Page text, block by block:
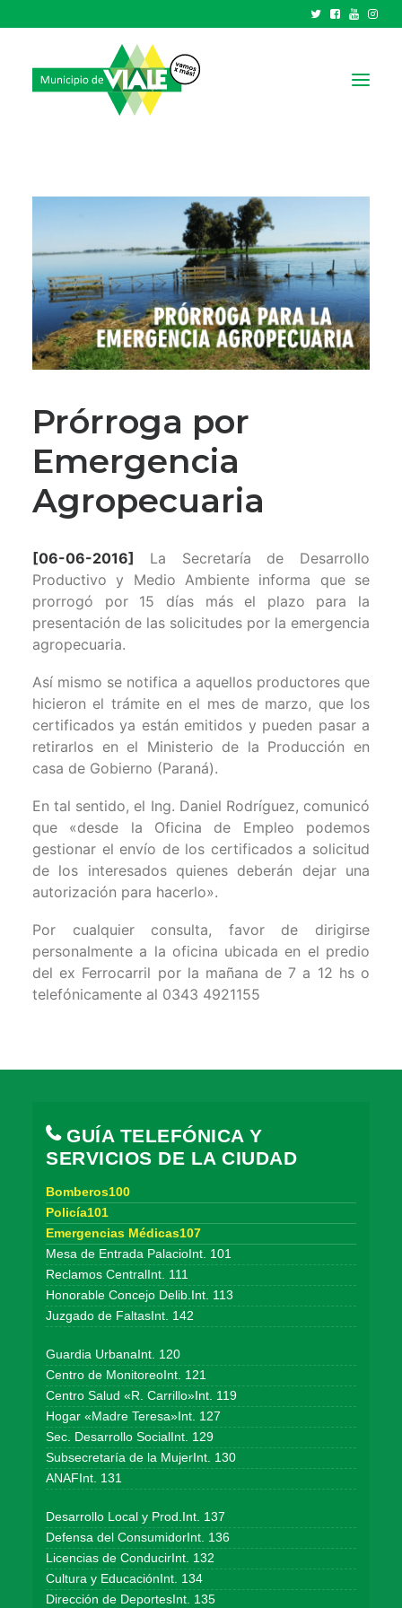
GOBIERNO
TRÁMITES Y SERVICIOS
CIUDAD
PARQUE INDUSTRIAL
RECAUDACIONES
Prórroga por
‪‎Emergencia
Agropecuaria
[06-06-2016] La Secretaría de Desarrollo
Productivo y Medio Ambiente informa que se
prorrogó por 15 días más el plazo para la
presentación de las solicitudes por la emergencia
agropecuaria.
Así mismo se notifica a aquellos productores que
hicieron el trámite en el mes de marzo, que los
certificados ya están emitidos y pueden pasar a
retirarlos en el Ministerio de la Producción en
casa de Gobierno (Paraná).
En tal sentido, el Ing. Daniel Rodríguez, comunicó
que «desde la Oficina de Empleo podemos
gestionar el envío de los certificados a solicitud
de los interesados quienes deberán dejar una
autorización para hacerlo».
Por cualquier consulta, favor de dirigirse
personalmente a la oficina ubicada en el predio
del ex Ferrocarril por la mañana de 7 a 12 hs o
telefónicamente al 0343 4921155
GUÍA TELEFÓNICA Y
SERVICIOS DE LA CIUDAD
Bomberos100
Policía101
Emergencias Médicas107
Mesa de Entrada PalacioInt. 101
Reclamos CentralInt. 111
Honorable Concejo Delib.Int. 113
Juzgado de FaltasInt. 142
Guardia UrbanaInt. 120
Centro de MonitoreoInt. 121
Centro Salud «R. Carrillo»Int. 119
Hogar «Madre Teresa»Int. 127
Sec. Desarrollo SocialInt. 129
Subsecretaría de la MujerInt. 130
ANAFInt. 131
Desarrollo Local y Prod.Int. 137
Defensa del ConsumidorInt. 136
Licencias de ConducirInt. 132
Cultura y EducaciónInt. 134
Dirección de DeportesInt. 135